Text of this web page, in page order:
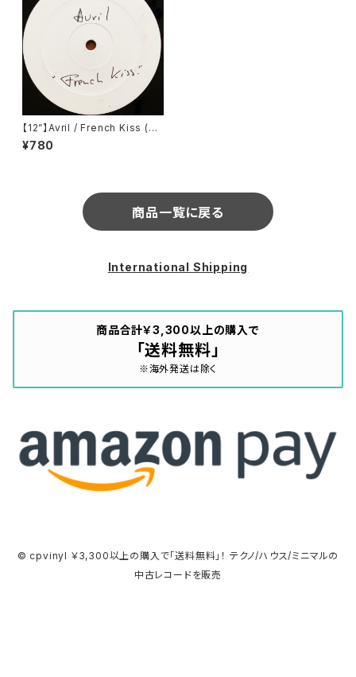
【12”】Avril / French Kiss (F
Communications) (F156W)
¥780
商品一覧に戻る
International Shipping
商品合計￥3,300以上の購入で
「送料無料」
※海外発送は除く
© cpvinyl ￥3,300以上の購入で「送料無料」！ テクノ/ハウス/ミニマルの
中古レコードを販売